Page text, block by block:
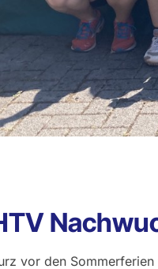
vor den